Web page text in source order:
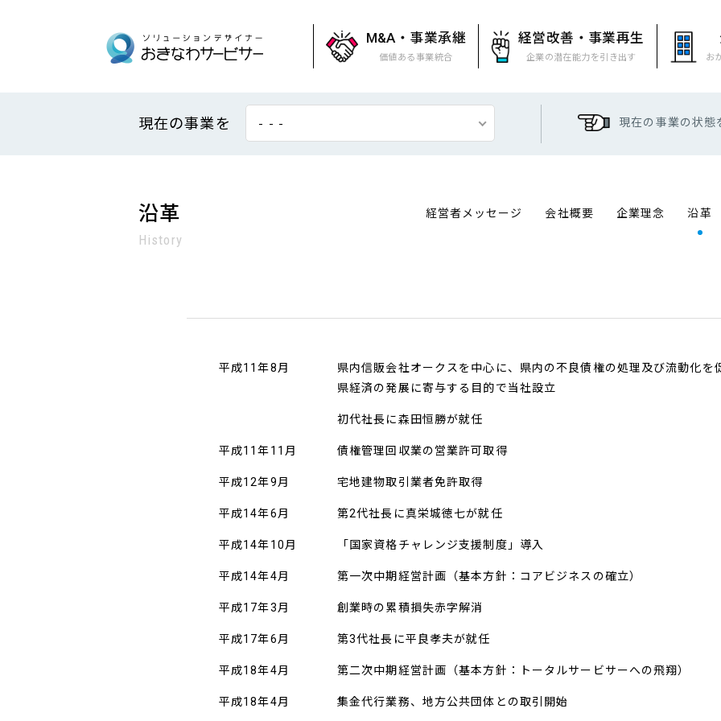
M&A・事業承継
価値ある事業統合
経営改善・事業再生
企業の潜在能力を引き出す お
現在の事業を - - - 現在の事業の状態
沿革
History
経営者メッセージ 会社概要 企業理念 沿革
平成11年8月
県内信販会社オークスを中心に、県内の不良債権の処理及び流動化を
県経済の発展に寄与する目的で当社設立
初代社長に森田恒勝が就任
平成11年11月 債権管理回収業の営業許可取得
平成12年9月 宅地建物取引業者免許取得
平成14年6月 第2代社長に真栄城徳七が就任
平成14年10月 「国家資格チャレンジ支援制度」導入
平成14年4月 第一次中期経営計画（基本方針：コアビジネスの確立）
平成17年3月 創業時の累積損失赤字解消
平成17年6月 第3代社長に平良孝夫が就任
平成18年4月 第二次中期経営計画（基本方針：トータルサービサーへの飛翔）
平成18年4月 集金代行業務、地方公共団体との取引開始